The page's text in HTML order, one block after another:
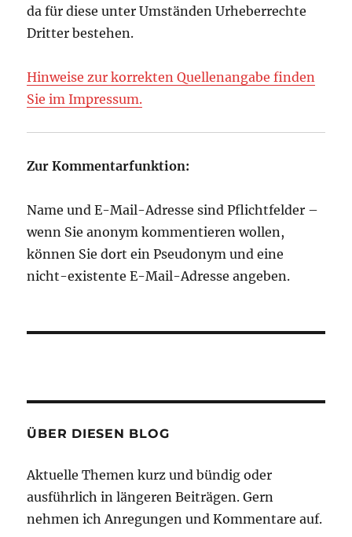
da für diese unter Umständen Urheberrechte
Dritter bestehen.
Hinweise zur korrekten Quellenangabe finden
Sie im Impressum.
Zur Kommentarfunktion:
Name und E-Mail-Adresse sind Pflichtfelder –
wenn Sie anonym kommentieren wollen,
können Sie dort ein Pseudonym und eine
nicht-existente E-Mail-Adresse angeben.
ÜBER DIESEN BLOG
Aktuelle Themen kurz und bündig oder
ausführlich in längeren Beiträgen. Gern
nehmen ich Anregungen und Kommentare auf.